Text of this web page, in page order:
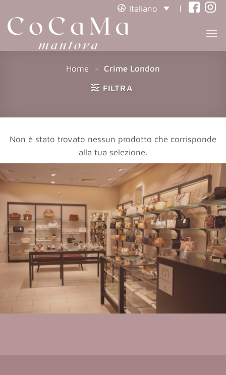
Italiano
|
in
Home » Crime London
FILTRA
Non è stato trovato nessun prodotto che corrisponde
alla tua selezione.